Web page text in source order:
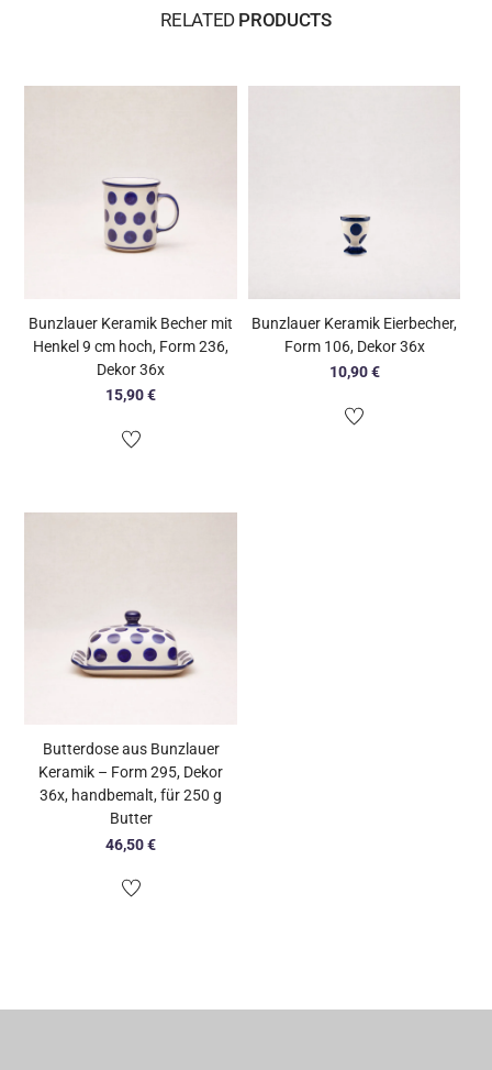
RELATEDPRODUCTS
Bunzlauer Keramik Becher mit
Henkel 9 cm hoch, Form 236,
Dekor 36x
15,90€
Bunzlauer Keramik Eierbecher,
Form 106, Dekor 36x
10,90€
Butterdose aus Bunzlauer
Keramik – Form 295, Dekor
36x, handbemalt, für 250 g
Butter
46,50€